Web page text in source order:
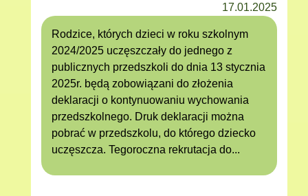
17.01.2025
Rodzice, których dzieci w roku szkolnym
2024/2025 uczęszczały do jednego z
publicznych przedszkoli do dnia 13 stycznia
2025r. będą zobowiązani do złożenia
deklaracji o kontynuowaniu wychowania
przedszkolnego. Druk deklaracji można
pobrać w przedszkolu, do którego dziecko
uczęszcza. Tegoroczna rekrutacja do...